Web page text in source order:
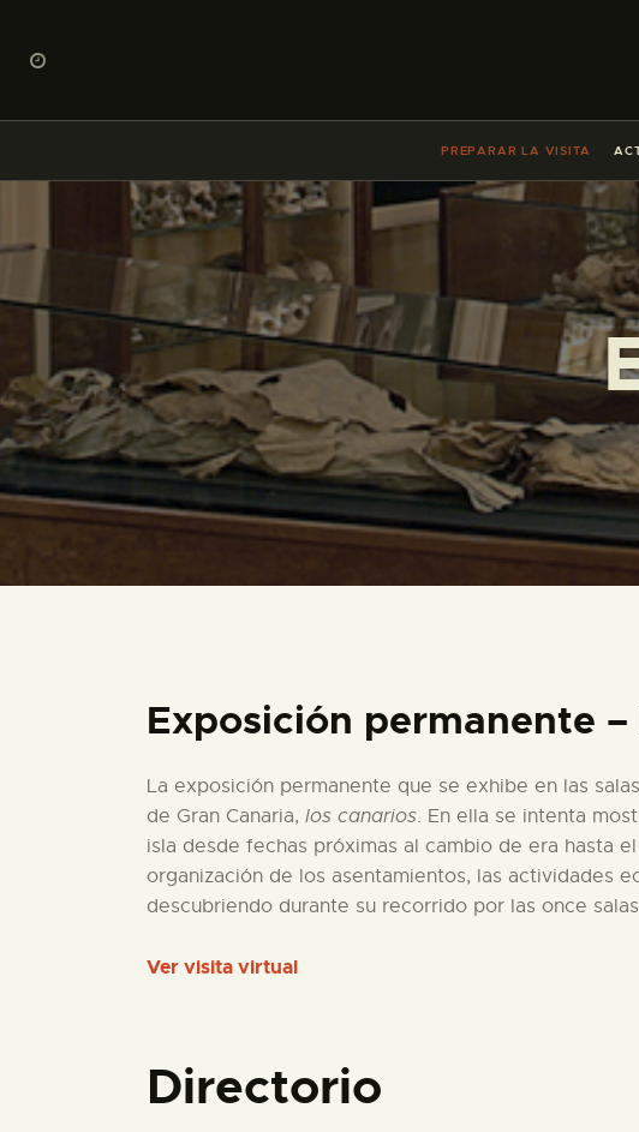
PREPARAR LA VISITA
█
EL
█
EL
Exposición permanente
La exposición permanente que se exhibe en las
de Gran Canaria, los canarios. En ella se intenta
isla desde fechas próximas al cambio de era hasta
organización de los asentamientos, las actividades
descubriendo durante su recorrido por las once
Ver visita virtual
Directorio